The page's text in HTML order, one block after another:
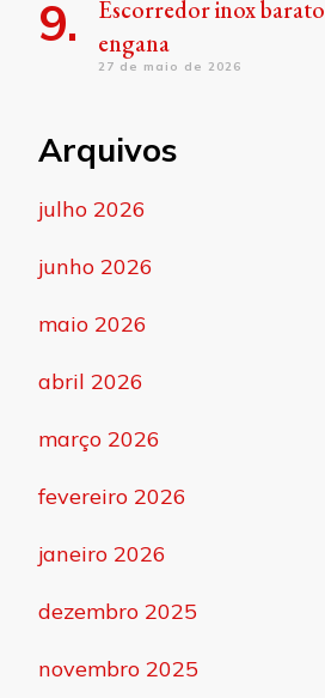
Escorredor inox
engana
27 de maio de 2026
Arquivos
julho 2026
junho 2026
maio 2026
abril 2026
março 2026
fevereiro 2026
janeiro 2026
dezembro 2025
novembro 2025